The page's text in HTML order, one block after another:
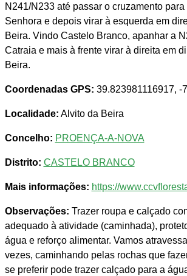
N241/N233 até passar o cruzamento para
Senhora e depois virar à esquerda em
Beira. Vindo Castelo Branco, apanhar a
Catraia e mais à frente virar à direita em
Beira.
Coordenadas GPS: 39.823981116917, -
Localidade: Alvito da Beira
Concelho: PROENÇA-A-NOVA
Distrito: CASTELO BRANCO
Mais informações: https://
Observações: Trazer roupa e calçado
adequado à atividade (caminhada),
água e reforço alimentar. Vamos
vezes, caminhando pelas rochas que
se preferir pode trazer calçado para a